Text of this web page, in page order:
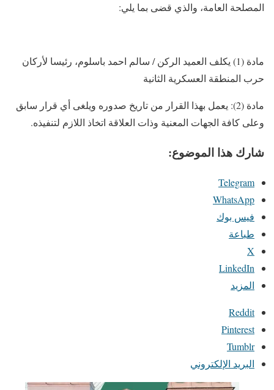
المصلحة العامة، والذي قضى بما يلي:
مادة (1) يكلف العميد الركن / سالم احمد باسلوم، رئيسا لأركان
حرب المنطقة العسكرية الثانية
مادة (2): يعمل بهذا القرار من تاريخ صدوره ويلغى أي قرار سابق
وعلى كافة الجهات المعنية وذات العلاقة اتخاذ اللازم لتنفيذه.
شارك هذا الموضوع:
Telegram
WhatsApp
فيس بوك
طباعة
X
LinkedIn
المزيد
Reddit
Pinterest
Tumblr
البريد الإلكتروني